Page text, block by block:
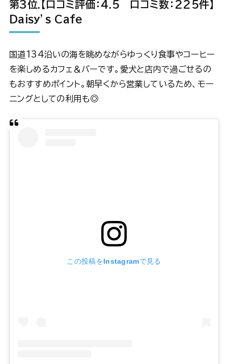
第3位. 【口コミ評価：4.5 口コミ数：225件】
Daisy’s Cafe
国道134沿いの海を眺めながらゆっくり食事やコーヒー
を楽しめるカフェ＆バーです。愛犬と店内で過ごせるの
もおすすめポイント。朝早くから営業しているため、モー
ニングとしての利用も◎
この投稿をInstagramで見る